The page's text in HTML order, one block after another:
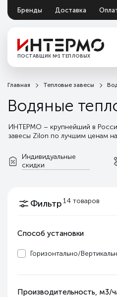
Бренды Доставка
Документация
Обмен и
ПОСТАВЩИК №1 ТЕПЛОВЫХ
Главная Тепловые завесы
Водяные
ИНТЕРМО – крупнейший в
завесы Zilon по лучшим ценам
далееИндивидуальные
скидки
Фильтр14 товаров
Способ установки
Горизонтально/
Производительность, м3/